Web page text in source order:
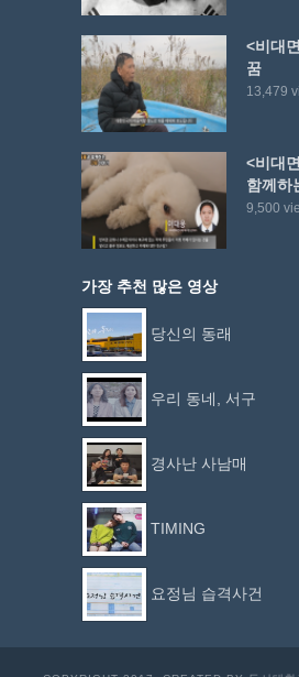
<비대
꿈
13,479
<비대
함께하
9,500
가장 추천 많은 영상
당신의 동래
우리 동네, 서구
경사난 사남매
TIMING
요정님 습격사건